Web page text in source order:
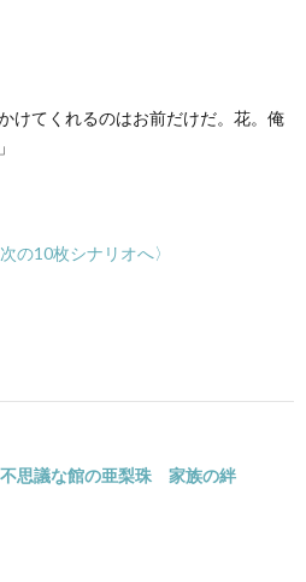
けてくれるのはお前だけだ。花。俺
次の10枚シナリオへ〉
不思議な館の亜梨珠 家族の絆